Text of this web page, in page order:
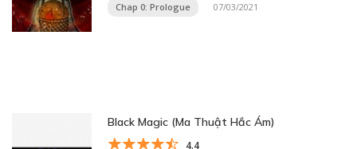
Chap 0: Prologue 07/03/2021
Black Magic (Ma Thuật Hắc Ám)
4.4